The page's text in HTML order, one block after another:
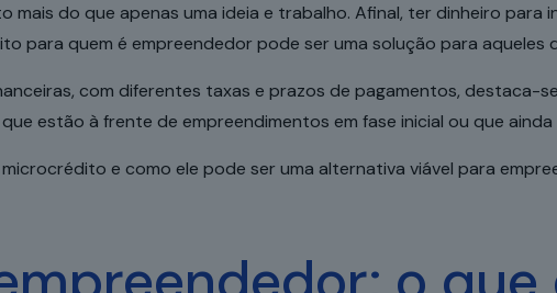
mais do que apenas uma ideia e trabalho. Afinal, ter dinheiro
para quem é empreendedor pode ser uma solução para aqueles
com diferentes taxas e prazos de pagamentos, destaca-
estão à frente de empreendimentos em fase inicial ou que
e como ele pode ser uma alternativa viável para